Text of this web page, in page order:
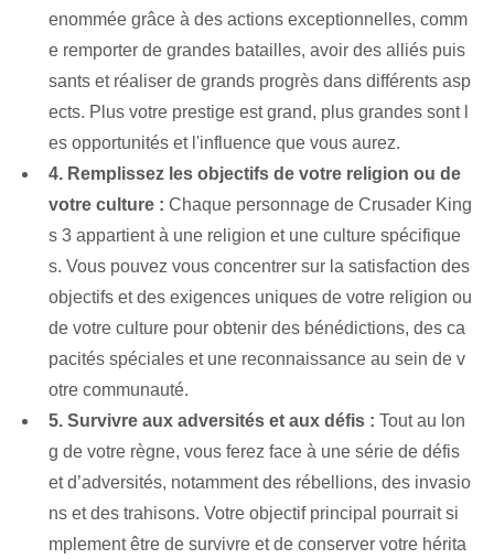
enommée grâce à des actions exceptionnelles, comm
e remporter de grandes batailles, avoir des alliés puis
sants et réaliser de grands progrès dans différents asp
ects. ⁢Plus votre prestige est grand, plus grandes sont l
es ⁤opportunités et ⁢l'influence que vous aurez.
4. Remplissez les objectifs de votre religion ou de
votre culture : Chaque personnage de Crusader King
s 3 appartient à une religion et une culture spécifique
s. Vous pouvez vous concentrer sur la satisfaction des
objectifs et des exigences uniques de votre religion ou
de votre culture pour obtenir des bénédictions, des ca
pacités spéciales et une reconnaissance au sein de v
otre communauté.
5. Survivre aux adversités et aux défis : Tout au lon
g de votre règne, vous ferez face à une série de défis
et d’adversités, notamment des rébellions, des invasio
ns et des trahisons. Votre objectif principal pourrait si
mplement être de survivre et de conserver votre hérita